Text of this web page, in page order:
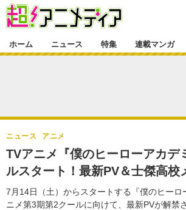
ゲーム・アプリ
グッズ
声優
特集一覧
ラキりす
連載マンガ
連載マンガ一覧
番組・動画一覧
動画
連載・ブログ
連載・ブログ一覧
ホーム ニュース 特集 連載マンガ
TVアニメ『僕のヒーローアカデ
ルスタート！最新PV＆士傑高校
7月14日（土）からスタートする『僕のヒーロ
ニメ第3期第2クールに向けて、最新PVが解禁
ニュース アニメ